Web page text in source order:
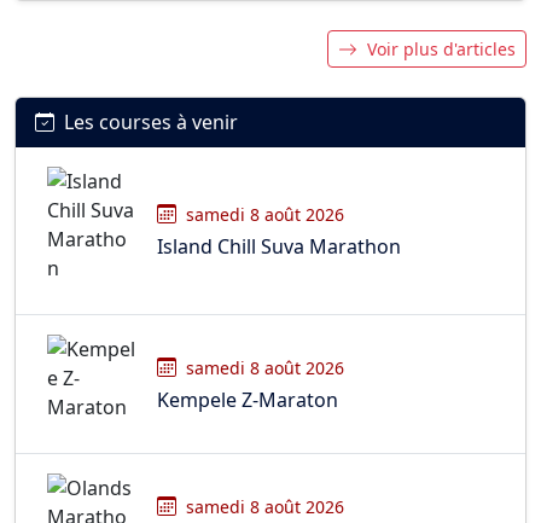
Voir plus d'articles
Les courses à venir
samedi 8 août 2026
Island Chill Suva Marathon
samedi 8 août 2026
Kempele Z-Maraton
samedi 8 août 2026